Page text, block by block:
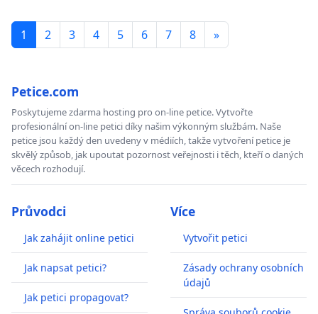
1 2 3 4 5 6 7 8 »
Petice.com
Poskytujeme zdarma hosting pro on-line petice. Vytvořte
profesionální on-line petici díky našim výkonným službám. Naše
petice jsou každý den uvedeny v médiích, takže vytvoření petice je
skvělý způsob, jak upoutat pozornost veřejnosti i těch, kteří o daných
věcech rozhodují.
Průvodci
Jak zahájit online petici
Jak napsat petici?
Jak petici propagovat?
Více
Vytvořit petici
Zásady ochrany osobních
údajů